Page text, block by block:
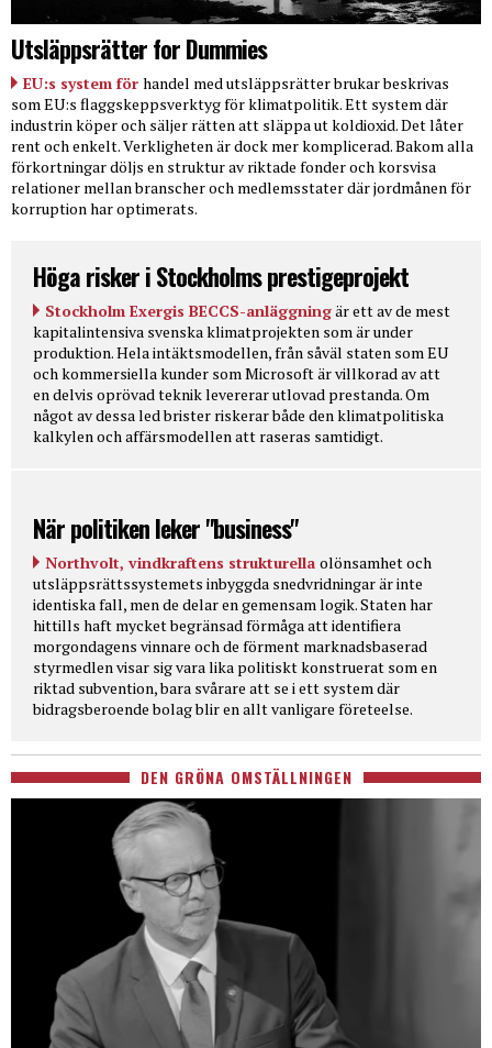
Utsläppsrätter for Dummies
EU:s system för handel med utsläppsrätter brukar beskrivas
som EU:s flaggskeppsverktyg för klimatpolitik. Ett system där
industrin köper och säljer rätten att släppa ut koldioxid. Det låter
rent och enkelt. Verkligheten är dock mer komplicerad. Bakom alla
förkortningar döljs en struktur av riktade fonder och korsvisa
relationer mellan branscher och medlemsstater där jordmånen för
korruption har optimerats.
Höga risker i Stockholms prestigeprojekt
Stockholm Exergis BECCS-anläggningär ett av de mest
kapitalintensiva svenska klimatprojekten som är under
produktion. Hela intäktsmodellen, från såväl staten som EU
och kommersiella kunder som Microsoft är villkorad av att
en delvis oprövad teknik levererar utlovad prestanda. Om
något av dessa led brister riskerar både den klimatpolitiska
kalkylen och affärsmodellen att raseras samtidigt.
När politiken leker "business"
Northvolt, vindkraftens strukturella olönsamhet och
utsläppsrättssystemets inbyggda snedvridningar är inte
identiska fall, men de delar en gemensam logik. Staten har
hittills haft mycket begränsad förmåga att identifiera
morgondagens vinnare och de förment marknadsbaserad
styrmedlen visar sig vara lika politiskt konstruerat som en
riktad subvention, bara svårare att se i ett system där
bidragsberoende bolag blir en allt vanligare företeelse.
DEN GRÖNA OMSTÄLLNINGEN